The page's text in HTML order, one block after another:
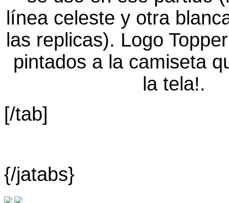
[/tab]
{/jatabs}